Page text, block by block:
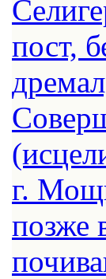
пост,
г.
позже